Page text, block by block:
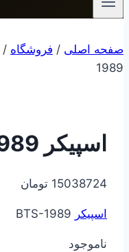
صفحه اصلی / فروشگاه /
1989
اسپیکر BTS-1989
15038724 تومان
اسپیکر
ناموجود